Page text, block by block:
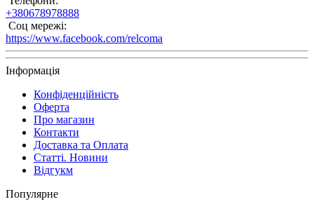
+380678978888
Соц мережі:
https://www.facebook.com/relcoma
Інформація
Конфіденційність
Оферта
Про магазин
Контакти
Доставка та Оплата
Статті. Новини
Відгукм
Популярне